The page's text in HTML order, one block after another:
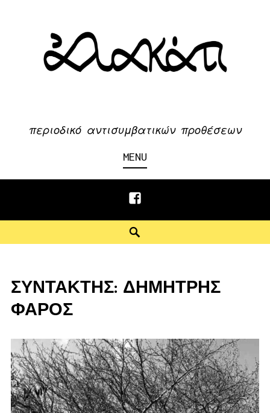
περιοδικό αντισυμβατικών προθέσεων
MENU
Facebook
ΣΥΝΤΆΚΤΗΣ: ΔΗΜΉΤΡΗΣ
ΦΆΡΟΣ